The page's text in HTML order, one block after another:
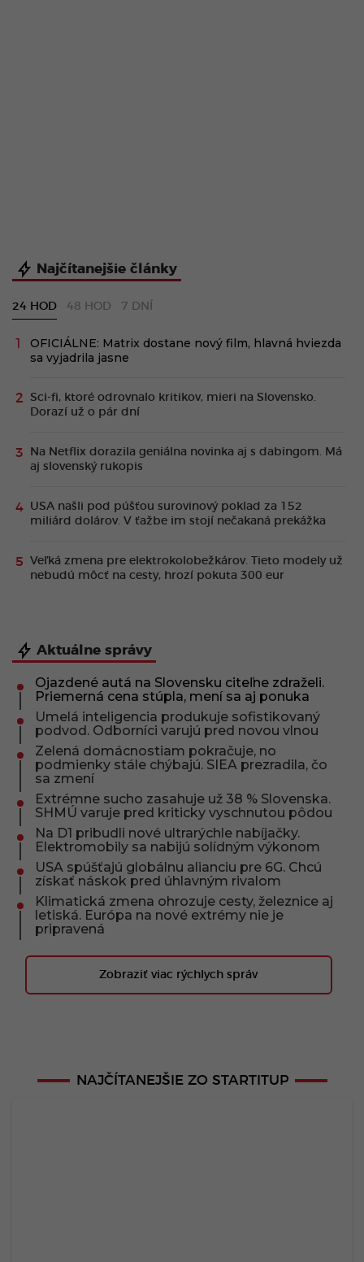
Najčítanejšie články
24 HOD 48 HOD 7 DNÍ
OFICIÁLNE: Matrix dostane nový film, hlavná hviezda
sa vyjadrila jasne
Sci-fi, ktoré odrovnalo kritikov, mieri na Slovensko.
Dorazí už o pár dní
Na Netflix dorazila geniálna novinka aj s dabingom. Má
aj slovenský rukopis
USA našli pod púšťou surovinový poklad za 152
miliárd dolárov. V ťažbe im stojí nečakaná prekážka
Veľká zmena pre elektrokolobežkárov. Tieto modely už
nebudú môcť na cesty, hrozí pokuta 300 eur
Aktuálne správy
Ojazdené autá na Slovensku citeľne zdraželi.
Priemerná cena stúpla, mení sa aj ponuka
Umelá inteligencia produkuje sofistikovaný
podvod. Odborníci varujú pred novou vlnou
Zelená domácnostiam pokračuje, no
podmienky stále chýbajú. SIEA prezradila, čo
sa zmení
Extrémne sucho zasahuje už 38 % Slovenska.
SHMÚ varuje pred kriticky vyschnutou pôdou
Na D1 pribudli nové ultrarýchle nabíjačky.
Elektromobily sa nabijú solídným výkonom
USA spúšťajú globálnu alianciu pre 6G. Chcú
získať náskok pred úhlavným rivalom
Klimatická zmena ohrozuje cesty, železnice aj
letiská. Európa na nové extrémy nie je
pripravená
Zobraziť viac rýchlych správ
NAJČÍTANEJŠIE ZO STARTITUP